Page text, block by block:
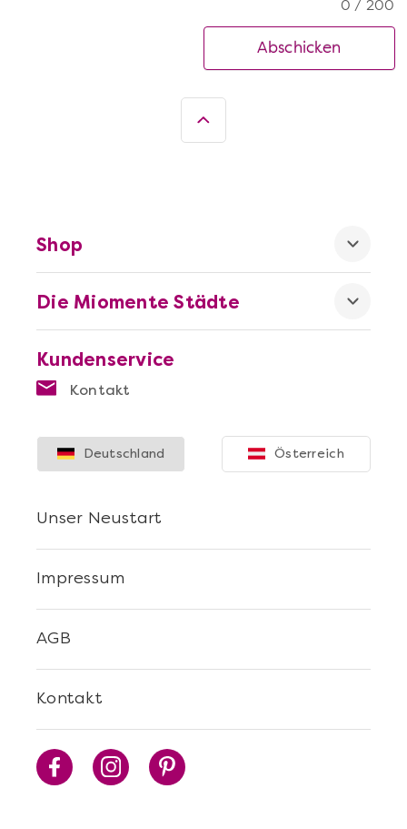
0 / 200
Abschicken
Kundenservice
Kontakt
Die Miomente Städte
Shop
Kontakt
AGB
Impressum
Unser Neustart
Deutschland Österreich